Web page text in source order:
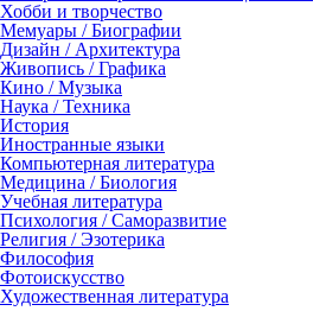
Хобби и творчество
Мемуары / Биографии
Дизайн / Архитектура
Живопись / Графика
Кино / Музыка
Наука / Техника
История
Иностранные языки
Компьютерная литература
Медицина / Биология
Учебная литература
Психология / Саморазвитие
Религия / Эзотерика
Философия
Фотоискусство
Художественная литература